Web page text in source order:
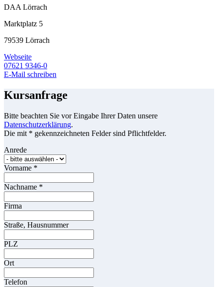
DAA Lörrach
Marktplatz 5
79539 Lörrach
Webseite
07621 9346-0
E-Mail schreiben
Kursanfrage
Bitte beachten Sie vor Eingabe Ihrer Daten unsere
Datenschutzerklärung.
Die mit * gekennzeichneten Felder sind Pflichtfelder.
Anrede
Vorname *
Nachname *
Firma
Straße, Hausnummer
PLZ
Ort
Telefon